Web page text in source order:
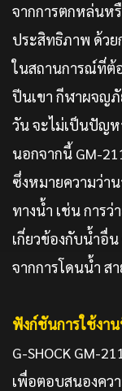
จากการตกหล่นห
ประสิทธิภาพ ด้วย
ในสถานการณ์ที่ต้
ปีนเขา กีฬาผจญ
วัน จะไม่เป็นปัญ
นอกจากนี้ GM-
ซึ่งหมายความว่า
ทางน้ำ เช่น การ
เกี่ยวข้องกับน้ำอื่น
จากการโดนน้ำ ส
ฟังก์ชันการใช้งา
G-SHOCK GM-
เพื่อตอบสนองคว